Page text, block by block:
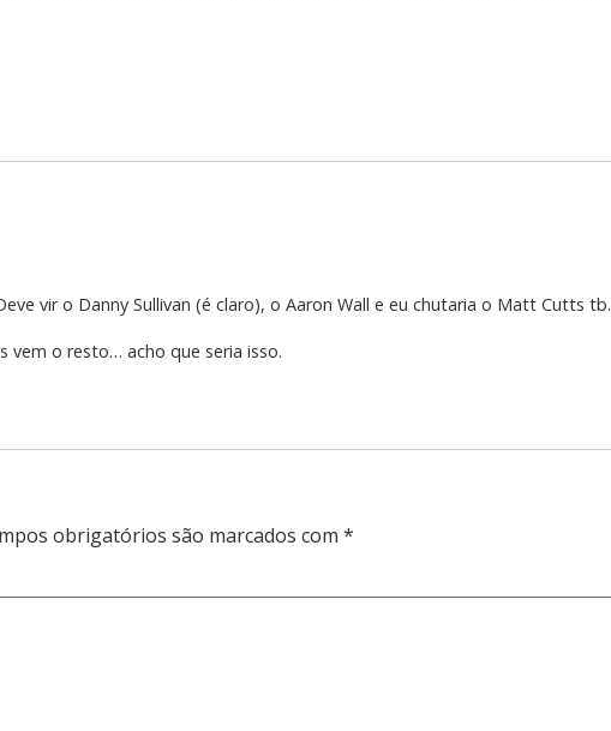
vir o Danny Sullivan (é claro), o Aaron Wall e eu chutaria o Matt Cutts tb.
vem o resto… acho que seria isso.
obrigatórios são marcados com *